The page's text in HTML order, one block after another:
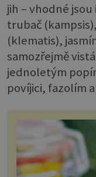
jih – vhodné
trubač
(klematis),
samozřejmě
jednoletým
povíjici, fazolím